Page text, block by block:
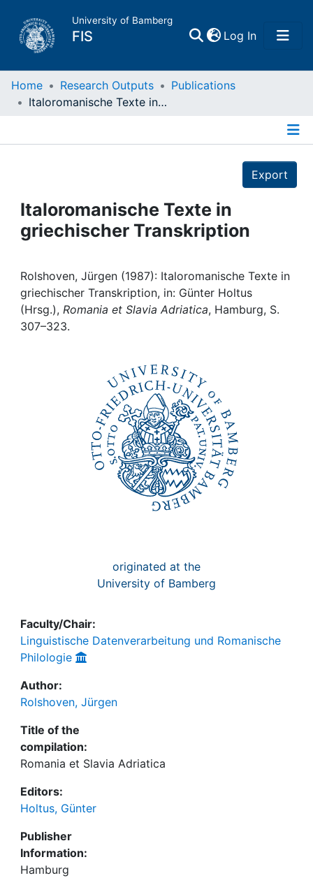
University of Bamberg
FIS Log In(current)
Home
Projects
People
Institutions
Awards
Home Research Outputs
Publications
Italoromanische Texte in griechischer Transkription
Export
Italoromanische Texte in
griechischer Transkription
Rolshoven, Jürgen (1987): Italoromanische Texte in
griechischer Transkription, in: Günter Holtus
(Hrsg.), Romania et Slavia Adriatica, Hamburg, S.
307–323.
originated at the
University of Bamberg
Faculty/Chair:
Linguistische Datenverarbeitung und Romanische
Philologie
Author:
Rolshoven, Jürgen
Title of the
compilation:
Romania et Slavia Adriatica
Editors:
Holtus, Günter
Publisher
Information:
Hamburg